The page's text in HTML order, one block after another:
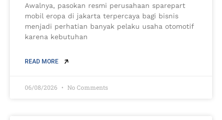
Awalnya, pasokan resmi perusahaan sparepart
mobil eropa di jakarta terpercaya bagi bisnis
menjadi perhatian banyak pelaku usaha otomotif
karena kebutuhan
READ MORE
06/08/2026 No Comments